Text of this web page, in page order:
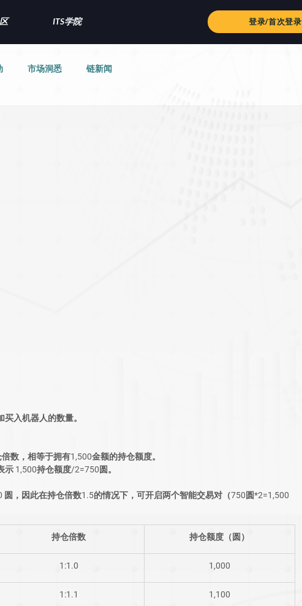
ITS学院 登录/首次登录
市场洞悉 链新闻
入机器人的数量。
数，相等于拥有1,500金额的持仓额度。
1,500持仓额度/2=750圆。
，因此在持仓倍数1.5的情况下，可开启两个智能交易对（750圆*2=1,500
​持仓倍数 ​持仓额度（圆）
​1:1.0 ​1,000
​1:1.1 ​1,100